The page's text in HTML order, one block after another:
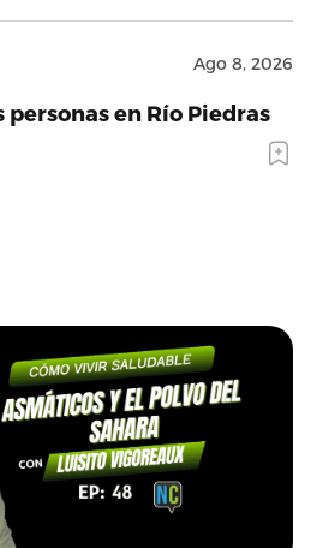
Ago 8, 2026
personas en Río Piedras